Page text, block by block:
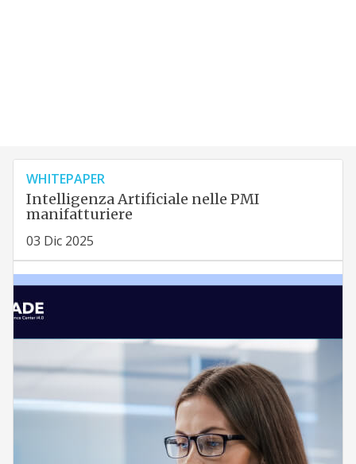
WHITEPAPER
Intelligenza Artificiale nelle PMI
manifatturiere
03 Dic 2025